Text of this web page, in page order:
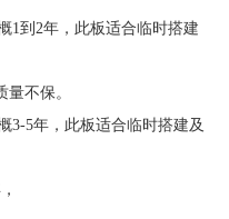
1到2年，此板适合临时搭建
不保。
3-5年，此板适合临时搭建及